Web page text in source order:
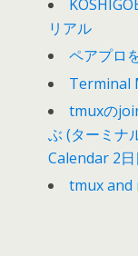
リアル
ペアプロ
Terminal
tmuxの
ぶ (ターミナ
Calendar 2
tmux and